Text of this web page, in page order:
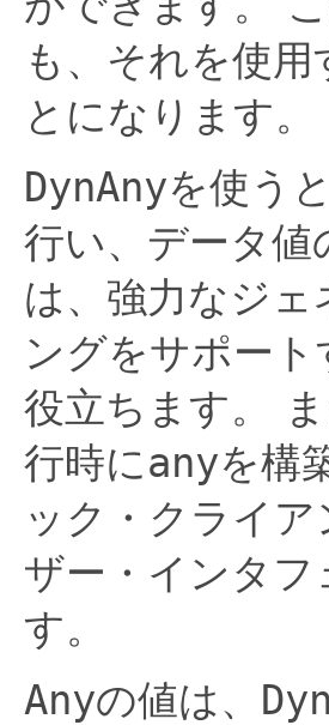
も、それを使
とになります。
DynAnyを使うと
行い、データ値
は、強力なジ
ングをサポー
役立ちます。
行時にanyを構
ック・クライ
ザー・インタ
す。
Anyの値は、